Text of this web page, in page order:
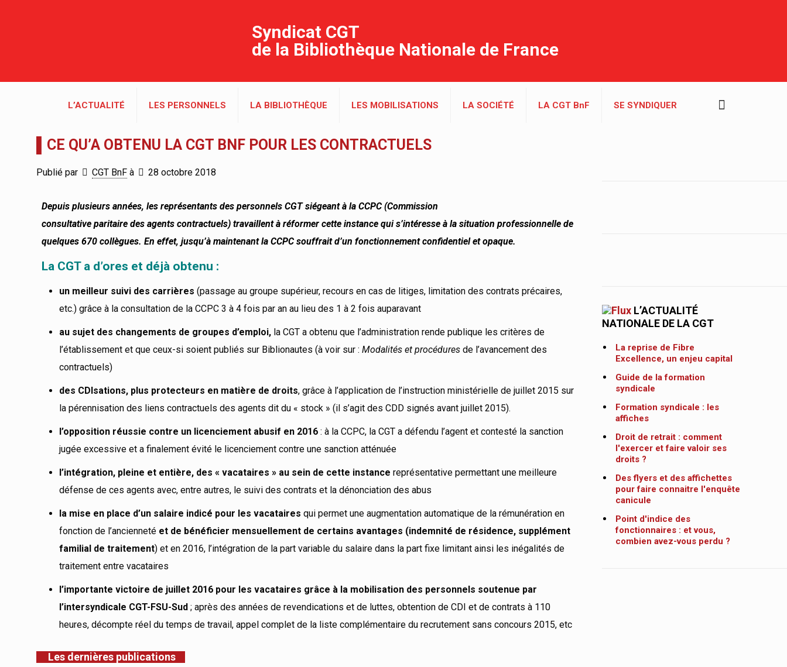
Syndicat CGT
de la Bibliothèque Nationale de France
L’ACTUALITÉ LES PERSONNELS LA BIBLIOTHÈQUE LES MOBILISATIONS LA SOCIÉTÉ LA CGT BnF SE SYNDIQUER
▌CE QU’A OBTENU LA CGT BNF POUR LES CONTRACTUELS
Publié par CGT BnF à 28 octobre 2018
Depuis plusieurs années, les représentants des personnels CGT siégeant à la CCPC (Commission
consultative paritaire des agents contractuels) travaillent à réformer cette instance qui s’intéresse à la situation professionnelle de
quelques 670 collègues. En effet, jusqu’à maintenant la CCPC souffrait d’un fonctionnement confidentiel et opaque.
La CGT a d’ores et déjà obtenu :
un meilleur suivi des carrières(passage au groupe supérieur, recours en cas de litiges, limitation des contrats précaires,
etc.) grâce à la consultation de la CCPC 3 à 4 fois par an au lieu des 1 à 2 fois auparavant
au sujet des changements de groupes d’emploi, la CGT a obtenu que l’administration rende publique les critères de
l’établissement et que ceux-si soient publiés sur Biblionautes (à voir sur :Modalités et procédures de l’avancement des
contractuels)
des CDIsations, plus protecteurs en matière de droits, grâce à l’application de l’instruction ministérielle de juillet 2015 sur
la pérennisation des liens contractuels des agents dit du « stock » (il s’agit des CDD signés avant juillet 2015).
l’opposition réussie contre un licenciement abusif en 2016: à la CCPC, la CGT a défendu l’agent et contesté la sanction
jugée excessive et a finalement évité le licenciement contre une sanction atténuée
l’intégration, pleine et entière, des « vacataires » au sein de cette instancereprésentative permettant une meilleure
défense de ces agents avec, entre autres, le suivi des contrats et la dénonciation des abus
la mise en place d’un salaire indicé pour les vacatairesqui permet une augmentation automatique de la rémunération en
fonction de l’ancienneté et de bénéficier mensuellement de certains avantages (indemnité de résidence, supplément
familial de traitement) et en 2016, l’intégration de la part variable du salaire dans la part fixe limitant ainsi les inégalités de
traitement entre vacataires
l’importante victoire de juillet 2016 pour les vacataires grâce à la mobilisation des personnels soutenue par
l’intersyndicale CGT-FSU-Sud; après des années de revendications et de luttes, obtention de CDI et de contrats à 110
heures, décompte réel du temps de travail, appel complet de la liste complémentaire du recrutement sans concours 2015, etc
Les dernières publications
L’ACTUALITÉ
NATIONALE DE LA CGT
La reprise de Fibre
Excellence, un enjeu capital
Guide de la formation
syndicale
Formation syndicale : les
affiches
Droit de retrait : comment
l'exercer et faire valoir ses
droits ?
Des flyers et des affichettes
pour faire connaitre l'enquête
canicule
Point d'indice des
fonctionnaires : et vous,
combien avez-vous perdu ?